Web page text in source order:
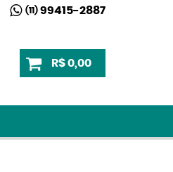
(11)99415-2887
R$ 0,00